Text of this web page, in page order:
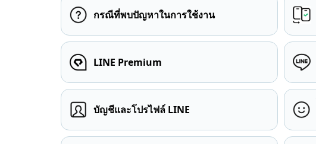
กรณีที่พบปัญหาในการใช้งาน
LINE Premium
บัญชีและโปรไฟล์ LINE